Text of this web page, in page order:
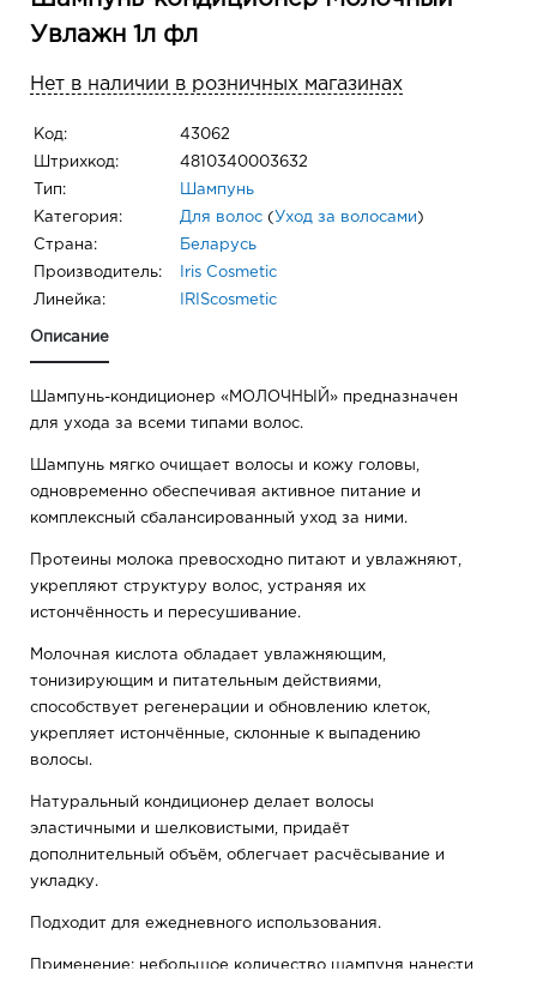
Увлажн 1л фл
Нет в наличии в розничных магазинах
Код: 43062
Штрихкод: 4810340003632
Тип: Шампунь
Категория: Для волос ( Уход за волосами )
Страна: Беларусь
Производитель: Iris Cosmetic
Линейка: IRIScosmetic
Описание
Шампунь-кондиционер «МОЛОЧНЫЙ» предназначен
для ухода за всеми типами волос.
Шампунь мягко очищает волосы и кожу головы,
одновременно обеспечивая активное питание и
комплексный сбалансированный уход за ними.
Протеины молока превосходно питают и увлажняют,
укрепляют структуру волос, устраняя их
истончённость и пересушивание.
Молочная кислота обладает увлажняющим,
тонизирующим и питательным действиями,
способствует регенерации и обновлению клеток,
укрепляет истончённые, склонные к выпадению
волосы.
Натуральный кондиционер делает волосы
эластичными и шелковистыми, придаёт
дополнительный объём, облегчает расчёсывание и
укладку.
Подходит для ежедневного использования.
Применение: небольшое количество шампуня нанести